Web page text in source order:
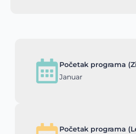
Početak programa
Januar
Početak programa